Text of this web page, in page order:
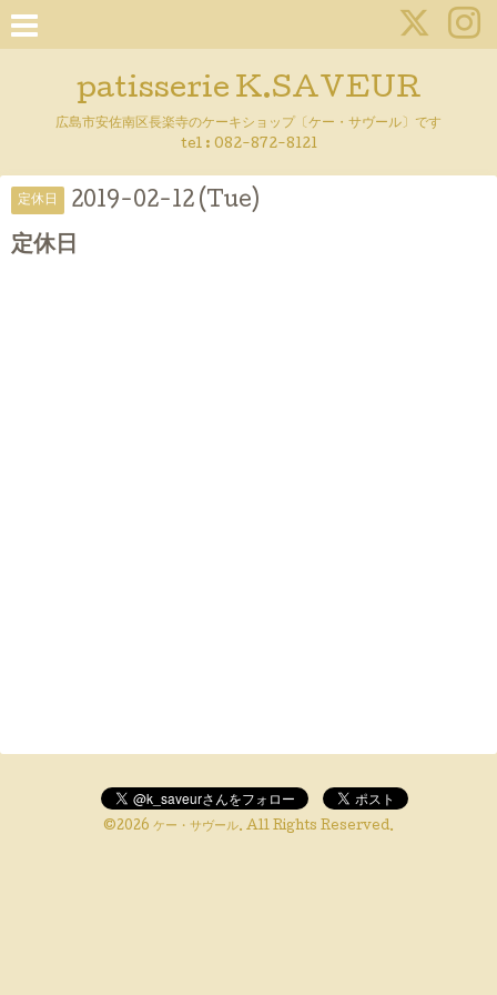
patisserie K.SAVEUR
広島市安佐南区長楽寺のケーキショップ〔ケー・サヴール〕です
tel : 082-872-8121
定休日 2019-02-12 (Tue)
定休日
©2026 ケー・サヴール. All Rights Reserved.